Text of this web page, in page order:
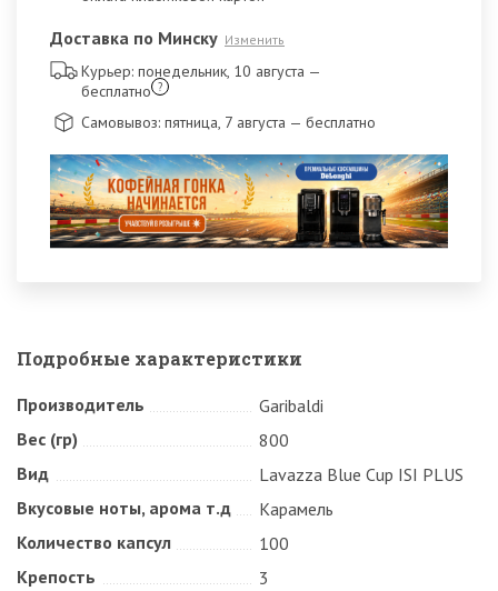
Доставка по Минску Изменить
Курьер: понедельник, 10 августа —
бесплатно ?
Самовывоз: пятница, 7 августа — бесплатно
Подробные характеристики
Производитель
Garibaldi
Вес (гр)
800
Вид
Lavazza Blue Cup ISI PLUS
Вкусовые ноты, арома т.д
Карамель
Количество капсул
100
Крепость
3